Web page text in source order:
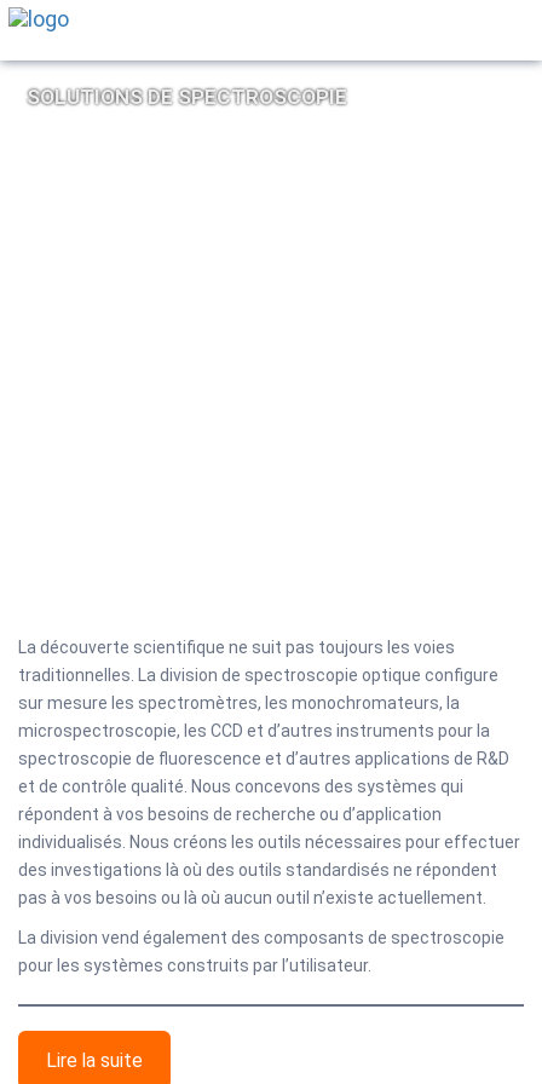
SOLUTIONS DE SPECTROSCOPIE
La découverte scientifique ne suit pas toujours les voies
traditionnelles. La division de spectroscopie optique configure
sur mesure les spectromètres, les monochromateurs, la
microspectroscopie, les CCD et d’autres instruments pour la
spectroscopie de fluorescence et d’autres applications de R&D
et de contrôle qualité. Nous concevons des systèmes qui
répondent à vos besoins de recherche ou d’application
individualisés. Nous créons les outils nécessaires pour effectuer
des investigations là où des outils standardisés ne répondent
pas à vos besoins ou là où aucun outil n’existe actuellement.
La division vend également des composants de spectroscopie
pour les systèmes construits par l’utilisateur.
Lire la suite